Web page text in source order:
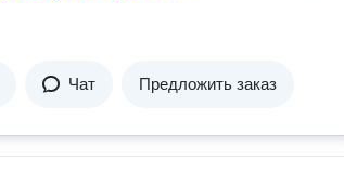
Чат Предложить заказ